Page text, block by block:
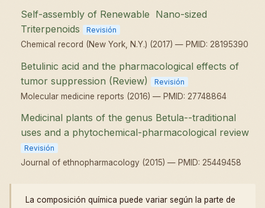
Self-assembly of Renewable Nano-sized
Triterpenoids
Revisión
Chemical record (New York, N.Y.) (2017) — PMID: 28195390
Betulinic acid and the pharmacological effects of
tumor suppression (Review)
Revisión
Molecular medicine reports (2016) — PMID: 27748864
Medicinal plants of the genus Betula--traditional
uses and a phytochemical-pharmacological review
Revisión
Journal of ethnopharmacology (2015) — PMID: 25449458
La composición química puede variar según la parte de